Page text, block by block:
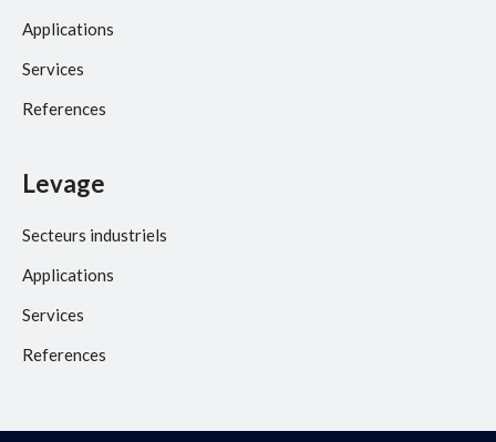
Applications
Services
References
Levage
Secteurs industriels
Applications
Services
References